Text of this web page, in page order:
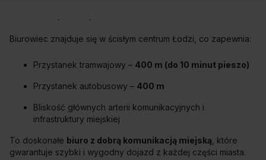
Biurowiec znajduje się w ścisłym centrum Łodzi, co zapewnia:
Przystanek tramwajowy – 400 m (do 10 minut pieszo)
Przystanek autobusowy – 400 m
Bliskość głównych arterii komunikacyjnych i
infrastruktury miejskiej
To doskonałe biuro z dobrą komunikacją miejską , które
gwarantuje szybki i wygodny dojazd z każdej części miasta.